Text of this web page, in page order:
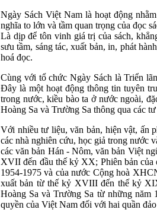
Ngày Sách Việt Nam là hoạt động
nghĩa to lớn và tầm quan trọng của đọc
Là dịp để tôn vinh giá trị của sách,
sưu tầm, sáng tác, xuất bản, in, phát
hoá đọc.
Cùng với tổ chức Ngày Sách là Triển
Đây là một hoạt động thông tin tuyên
trong nước, kiều bào ta ở nước ngoài,
Hoàng Sa và Trường Sa thông qua các
Với nhiều tư liệu, văn bản, hiện vật, ấn
các nhà nghiên cứu, học giả trong nước
các văn bản Hán - Nôm, văn bản Việt
XVII đến đầu thế kỷ XX; Phiên bản của
1954-1975 và của nước Cộng hoà
xuất bản từ thế kỷ XVIII đến thế kỷ
Hoàng Sa và Trường Sa từ những năm
quyền của Việt Nam đối với hai quần